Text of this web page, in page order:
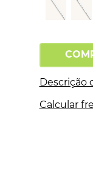
Descrição
Calcular